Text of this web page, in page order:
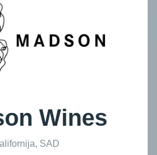
Wines
SAD